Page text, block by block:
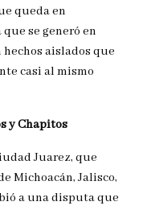
queda en
se generó en
hechos aislados que
casi al mismo
y Chapitos
Juarez, que
Michoacán, Jalisco,
a una disputa que